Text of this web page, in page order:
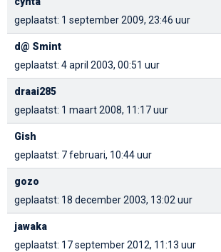
geplaatst: 1 september 2009, 23:46 uur
d@ Smint
geplaatst: 4 april 2003, 00:51 uur
draai285
geplaatst: 1 maart 2008, 11:17 uur
Gish
geplaatst: 7 februari, 10:44 uur
gozo
geplaatst: 18 december 2003, 13:02 uur
jawaka
geplaatst: 17 september 2012, 11:13 uur